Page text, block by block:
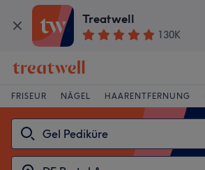
Treatwell
130K
FRISEUR NÄGEL HAARENTFERNUNG